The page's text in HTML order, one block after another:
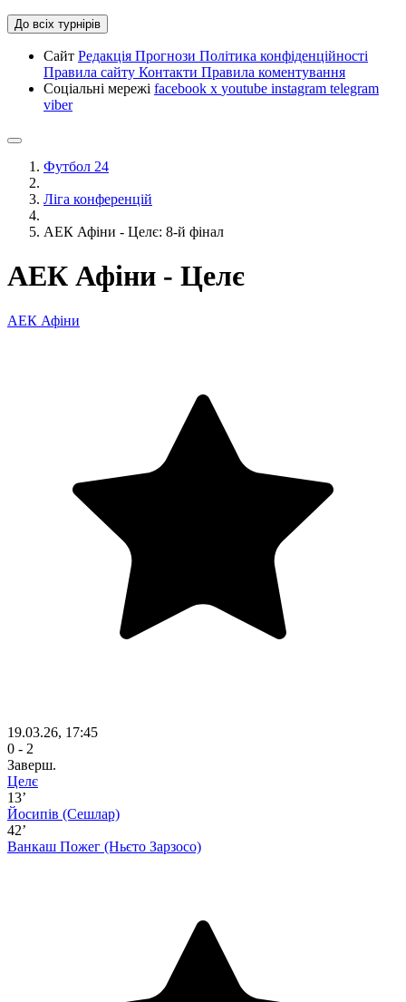
До всіх турнірів
Сайт Редакція Прогнози Політика конфіденційності
Правила сайту Контакти Правила коментування
Соціальні мережі facebook x youtube instagram telegram
viber
Футбол 24
Ліга конференцій
АЕК Афіни - Целє: 8-й фінал
АЕК Афіни - Целє
АЕК Афіни
19.03.26, 17:45
0 - 2
Заверш.
Целє
13’
Йосипів (Сешлар)
42’
Ванкаш Пожег (Ньєто Зарзосо)